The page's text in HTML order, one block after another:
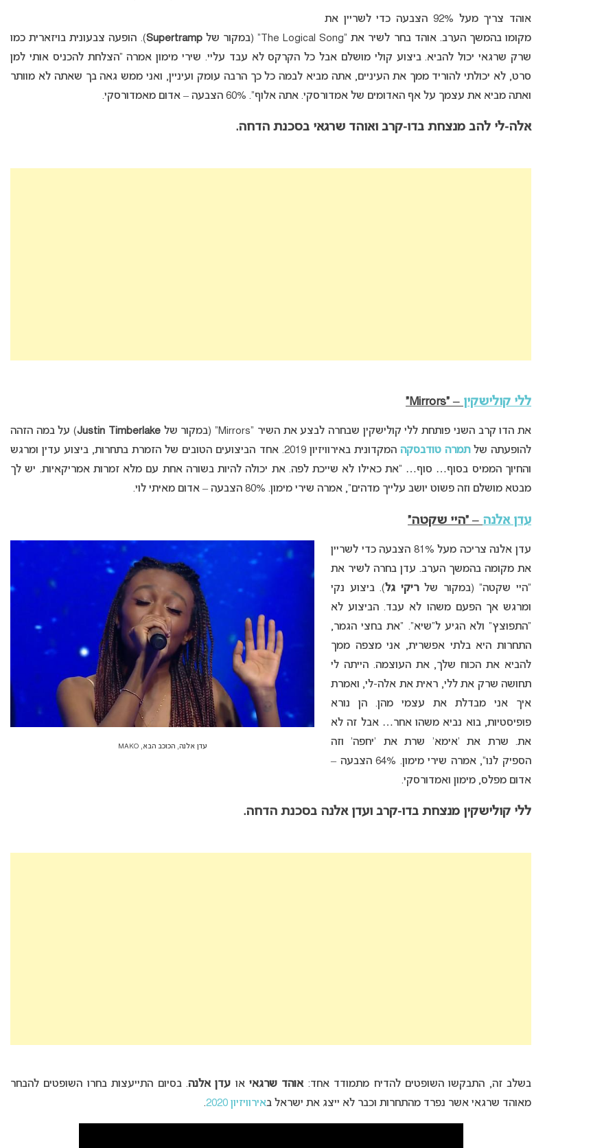
אוהד צריך מעל 92% הצבעה כדי לשריין את
מקומו בהמשך הערב. אוהד בחר לשיר את “The Logical Song” (במקור של
Supertramp). הופעה צבעונית בויזארית כמו
שרק שרגאי יכול להביא. ביצוע קולי מושלם אבל כל הקרקס לא עבד עליי. שירי מימון אמרה “הצלחת להכניס אותי למן
סרט, לא יכולתי להוריד ממך את העיניים, אתה מביא לבמה כל כך הרבה עומק ועיניין, ואני ממש גאה בך שאתה לא מוותר
ואתה מביא את עצמך על אף האדומים של אמדורסקי. אתה אלוף”. 60% הצבעה – אדום מאמדורסקי.
אלה-לי להב מנצחת בדו-קרב ואוהד שרגאי בסכנת הדחה.
ללי קולישקין – “Mirrors”
את הדו קרב השני פותחת ללי קולישקין שבחרה לבצע את השיר “Mirrors” (במקור של Justin Timberlake) על במה הזהה
להופעתה שלתמרה טודבסקה
המקדונית באירוויזיון 2019. אחד הביצועים הטובים של הזמרת בתחרות, ביצוע עדין ומרגש
והחיוך הממיס בסוף… סוף… “את כאילו לא שייכת לפה. את יכולה להיות בשורה אחת עם מלא זמרות אמריקאיות. יש לך
מבטא מושלם וזה פשוט יושב עלייך מדהים”, אמרה שירי מימון. 80% הצבעה – אדום מאיתי לוי.
עדן אלנה – “היי שקטה”
עדן אלנה, הכוכב הבא, MAKO
עדן אלנה צריכה מעל 81% הצבעה כדי לשריין
את מקומה בהמשך הערב. עדן בחרה לשיר את
“היי שקטה” (במקור שלריקי גל). ביצוע נקי
ומרגש אך הפעם משהו לא עבד. הביצוע לא
“התפוצץ” ולא הגיע ל”שיא”. “את בחצי הגמר,
התחרות היא בלתי אפשרית, אני מצפה ממך
להביא את הכוח שלך, את העוצמה. הייתה לי
תחושה שרק את ללי, ראית את אלה-לי, ואמרת
איך אני מבדלת את עצמי מהן. הן נורא
פופיסטיות, בוא נביא משהו אחר… אבל זה לא
את. שרת את ‘אימא’ שרת את ‘יחפה’ וזה
הספיק לנו”, אמרה שירי מימון. 64% הצבעה –
אדום מפלס, מימון ואמדורסקי.
ללי קולישקין מנצחת בדו-קרב ועדן אלנה בסכנת הדחה.
בשלב זה, התבקשו השופטים להדיח מתמודד אחד:אוהד שרגאי או עדן אלנה. בסיום התייעצות בחרו השופטים להבחר
מאוהד שרגאי אשר נפרד מהתחרות וכבר לא ייצג את ישראל באירוויזיון 2020 .